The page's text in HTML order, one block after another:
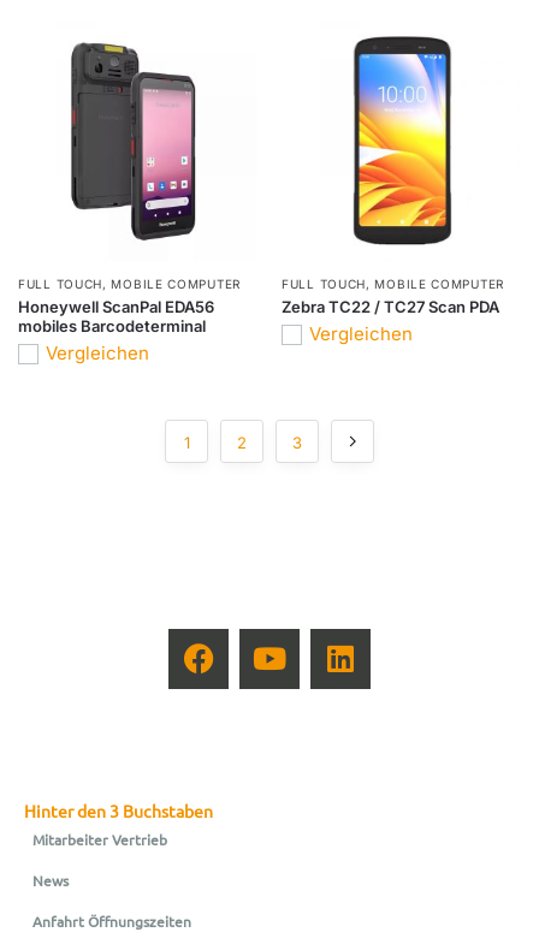
FULL TOUCH,MOBILE COMPUTER
Honeywell ScanPal EDA56
mobiles Barcodeterminal
Vergleichen
FULL TOUCH,MOBILE COMPUTER
Zebra TC22 / TC27 Scan PDA
Vergleichen
1 2 3
Hinter den 3 Buchstaben
Mitarbeiter Vertrieb
News
Anfahrt Öffnungszeiten